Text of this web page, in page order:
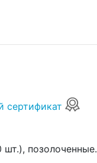
сертификат
шт.), позолоченные.